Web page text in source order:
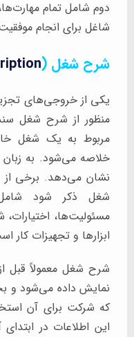
دوم شامل تمام
شاغل برای انجام
شرح شغل (
یکی از خروجی‌های
منظور از شرح شغل
مربوط به یک شغل
خلاصه می‌شود. به
نشان می‌دهد. برخی
شغل ذکر شود
مسئولیت‌ها،
ابزارها و تجهیزات کار
شرح شغل معمولاً قبل
نمایش داده می‌شود و
که شرکت برای آن
این اطلاعات در